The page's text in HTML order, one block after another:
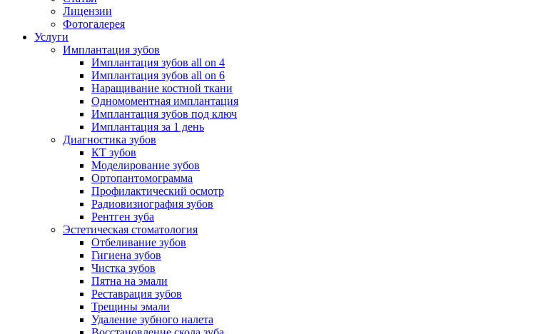
Лицензии
Фотогалерея
Услуги
Имплантация зубов
Имплантация зубов all on 4
Имплантация зубов all on 6
Наращивание костной ткани
Одномоментная имплантация
Имплантация зубов под ключ
Имплантация за 1 день
Диагностика зубов
КТ зубов
Моделирование зубов
Ортопантомограмма
Профилактический осмотр
Радиовизиография зубов
Рентген зуба
Эстетическая стоматология
Отбеливание зубов
Гигиена зубов
Чистка зубов
Пятна на эмали
Реставрация зубов
Трещины эмали
Удаление зубного налета